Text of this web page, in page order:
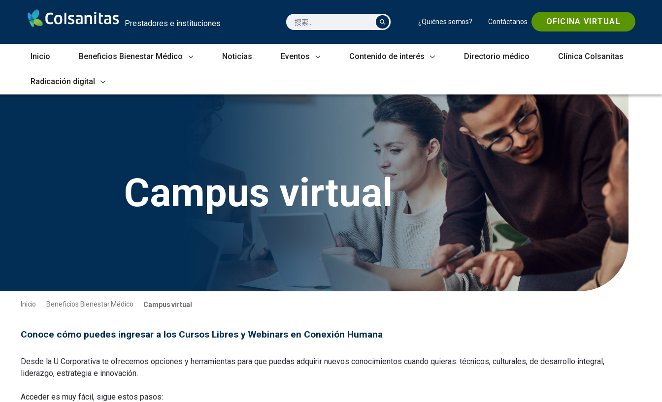
Skip to Main Content
Prestadores e instituciones
¿Quiénes somos? Contáctanos OFICINA VIRTUAL
Inicio Beneficios Bienestar Médico Noticias Eventos Contenido de interés Directorio médico Clínica Colsanitas
Radicación digital
Campus virtual
Inicio Beneficios Bienestar Médico Campus virtual
Conoce cómo puedes ingresar a los Cursos Libres y Webinars en Conexión Humana
Desde la U Corporativa te ofrecemos opciones y herramientas para que puedas adquirir nuevos conocimientos cuando quieras: técnicos, culturales, de desarrollo integral,
liderazgo, estrategia e innovación.
Acceder es muy fácil, sigue estos pasos: